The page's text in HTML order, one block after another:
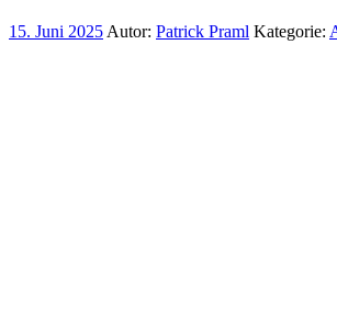
15. Juni 2025 Autor: Patrick Praml Kategorie: